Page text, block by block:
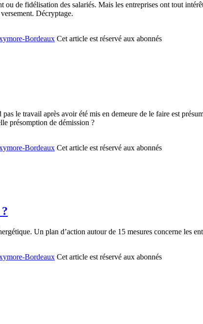
de fidélisation des salariés. Mais les entreprises ont tout
Décryptage.
Bordeaux Cet article est réservé aux abonnés
le travail après avoir été mis en demeure de le faire est
présomption de démission ?
Bordeaux Cet article est réservé aux abonnés
Un plan d’action autour de 15 mesures concerne les
Bordeaux Cet article est réservé aux abonnés